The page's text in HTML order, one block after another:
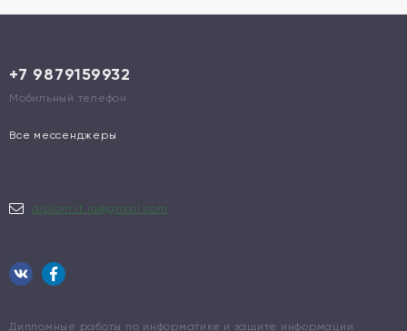
+7 9879159932
Мобильный телефон
Все мессенджеры
diplom.it.ru@gmail.com
Дипломные работы по информатике и защите информации